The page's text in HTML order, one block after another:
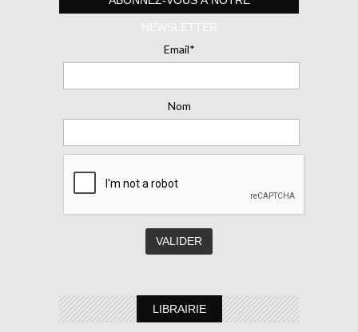
NEWSLETTER
Email*
Nom
LIBRAIRIE